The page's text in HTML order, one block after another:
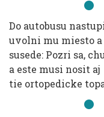
Do autobusu
uvolni mu miesto a
susede: Pozri sa,
a este musi nosit aj
tie ortopedicke